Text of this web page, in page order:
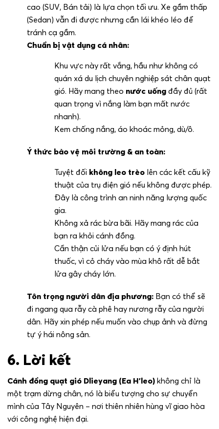
cao (SUV, Bán tải) là lựa chọn tối ưu. Xe gầm thấp
(Sedan) vẫn đi được nhưng cần lái khéo léo để
tránh cạ gầm.
Chuẩn bị vật dụng cá nhân:
Khu vực này rất vắng, hầu như không có
quán xá du lịch chuyên nghiệp sát chân quạt
gió. Hãy mang theo nước uống đầy đủ (rất
quan trọng vì nắng làm bạn mất nước
nhanh).
Kem chống nắng, áo khoác mỏng, dù/ô.
Ý thức bảo vệ môi trường & an toàn:
Tuyệt đối không leo trèo lên các kết cấu kỹ
thuật của trụ điện gió nếu không được phép.
Đây là công trình an ninh năng lượng quốc
gia.
Không xả rác bừa bãi. Hãy mang rác của
bạn ra khỏi cánh đồng.
Cẩn thận củi lửa nếu bạn có ý định hút
thuốc, vì cỏ cháy vào mùa khô rất dễ bắt
lửa gây cháy lớn.
Tôn trọng người dân địa phương: Bạn có thể sẽ
đi ngang qua rẫy cà phê hay nương rẫy của người
dân. Hãy xin phép nếu muốn vào chụp ảnh và đừng
tự ý hái nông sản.
6. Lời kết
Cánh đồng quạt gió Dlieyang (Ea H’leo) không chỉ là
một trạm dừng chân, nó là biểu tượng cho sự chuyển
mình của Tây Nguyên – nơi thiên nhiên hùng vĩ giao hòa
với công nghệ hiện đại.